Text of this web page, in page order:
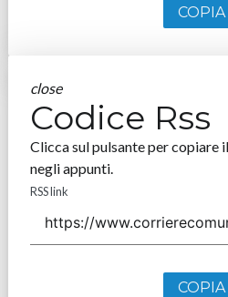
close
Codice Rss
Clicca sul pulsante per copiare
negli appunti.
RSS link